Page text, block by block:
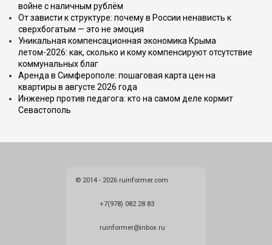
войне с наличным рублём
От зависти к структуре: почему в России ненависть к
сверхбогатым — это не эмоция
Уникальная компенсационная экономика Крыма
летом-2026: как, сколько и кому компенсируют отсутствие
коммунальных благ
Аренда в Симферополе: пошаговая карта цен на
квартиры в августе 2026 года
Инженер против педагога: кто на самом деле кормит
Севастополь
© 2014 - 2026 ruinformer.com
+7(978) 082 28 83
ruinformer@inbox.ru